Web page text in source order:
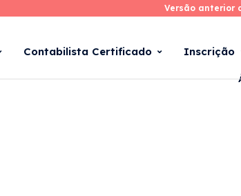
Versão anterior
Versão anterior
Contabilista Certificado Inscrição